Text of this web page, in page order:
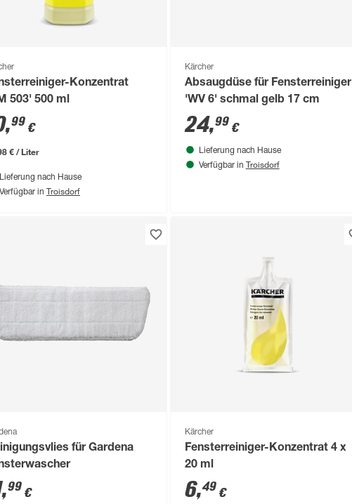
Konzentrat
503' 500 ml
,99 €
€ / Liter
Lieferung nach Hause
Verfügbar in Troisdorf
Kärcher
Absaugdüse für Fensterreiniger
'WV 6' schmal gelb 17 cm
24,99€
Lieferung nach Hause
Verfügbar in Troisdorf
für Gardena
,99 €
Kärcher
Fensterreiniger-Konzentrat 4 x
20 ml
6,49€